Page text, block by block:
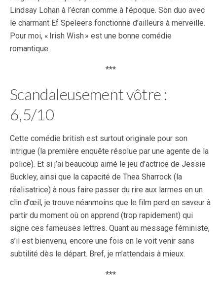
Lindsay Lohan à l’écran comme à l’époque. Son duo avec
le charmant Ef Speleers fonctionne d’ailleurs à merveille.
Pour moi, « Irish Wish » est une bonne comédie
romantique.
***
Scandaleusement vôtre :
6,5/10
Cette comédie british est surtout originale pour son
intrigue (la première enquête résolue par une agente de la
police). Et si j’ai beaucoup aimé le jeu d’actrice de Jessie
Buckley, ainsi que la capacité de Thea Sharrock (la
réalisatrice) à nous faire passer du rire aux larmes en un
clin d’œil, je trouve néanmoins que le film perd en saveur à
partir du moment où on apprend (trop rapidement) qui
signe ces fameuses lettres. Quant au message féministe,
s’il est bienvenu, encore une fois on le voit venir sans
subtilité dès le départ. Bref, je m’attendais à mieux.
***